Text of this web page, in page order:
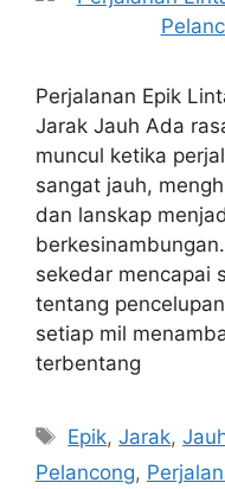
Perjalanan Epik
Jarak Jauh Ada
muncul ketika
sangat jauh,
dan lanskap
sekedar mencapai
tentang
setiap mil
terbentang
Tags
Epik,Jarak,
Pelancong,